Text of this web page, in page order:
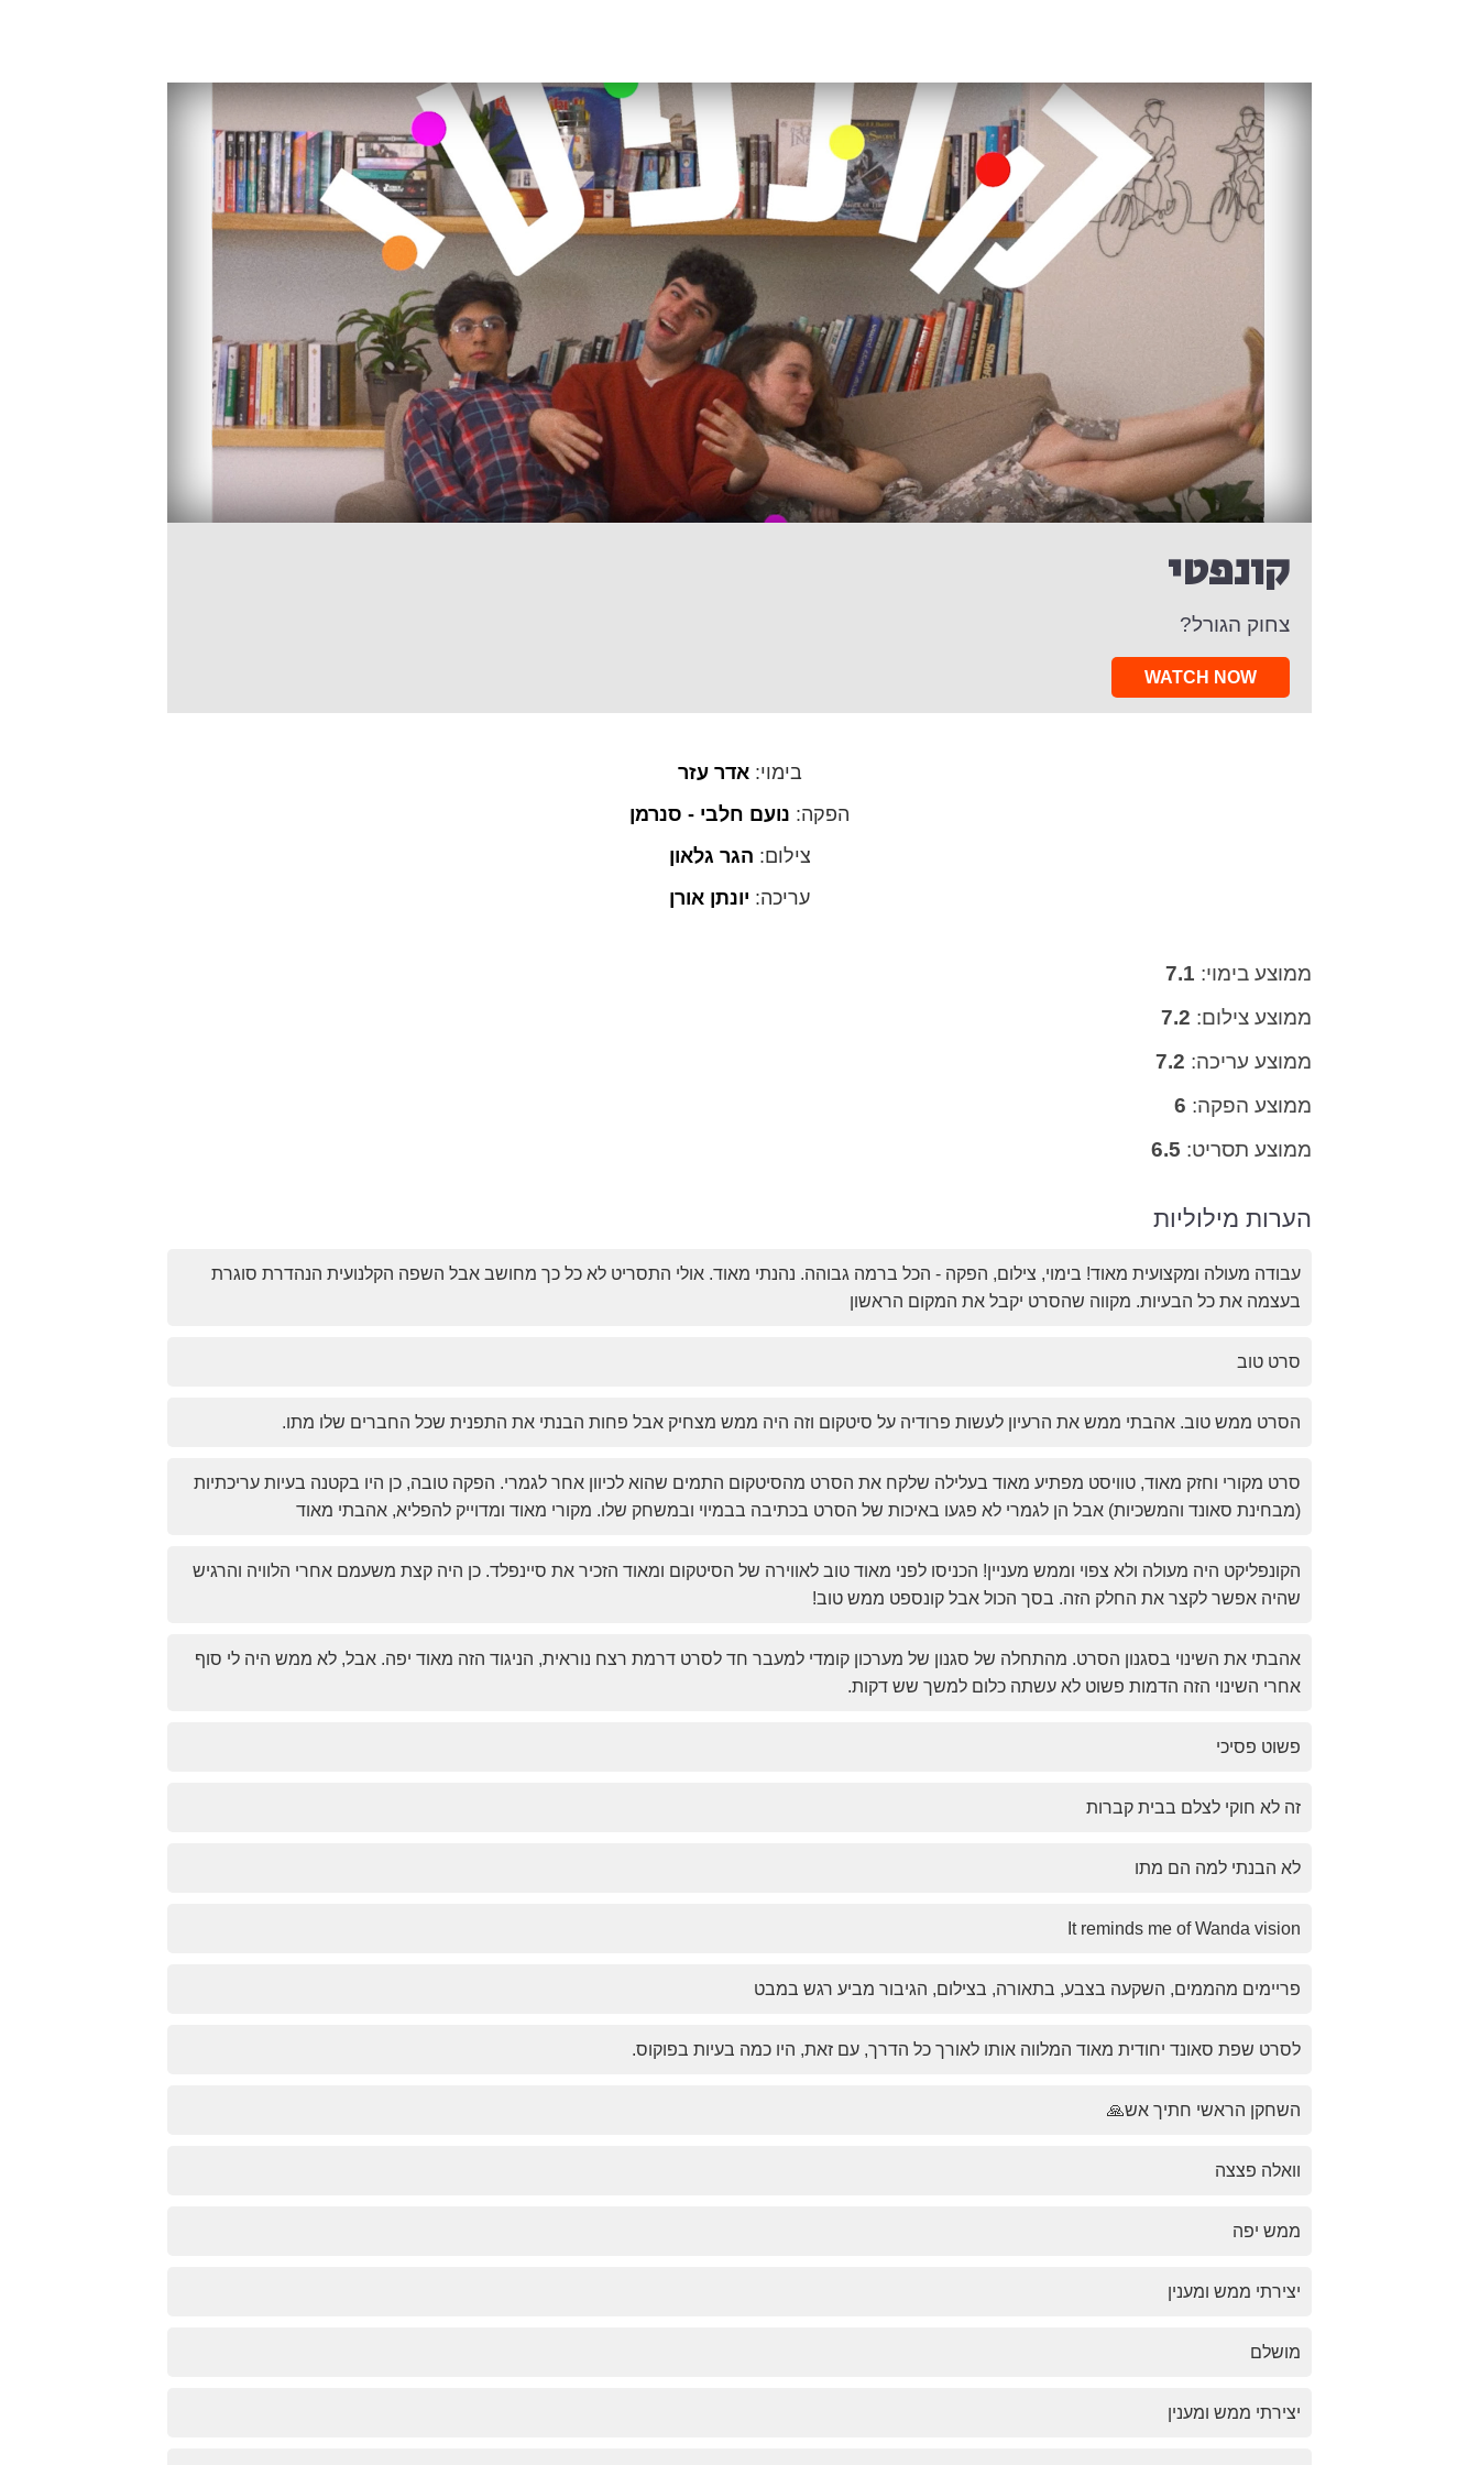
קונפטי
צחוק הגורל?
WATCH NOW
בימוי:אדר עזר
הפקה: נועם חלבי - סנרמן
צילום: הגר גלאון
עריכה: יונתן אורן
ממוצע בימוי: 7.1
ממוצע צילום: 7.2
ממוצע עריכה: 7.2
ממוצע הפקה: 6
ממוצע תסריט: 6.5
הערות מילוליות
עבודה מעולה ומקצועית מאוד! בימוי, צילום, הפקה - הכל ברמה גבוהה. נהנתי מאוד. אולי התסריט לא כל כך מחושב אבל השפה הקלנועית הנהדרת סוגרת
בעצמה את כל הבעיות. מקווה שהסרט יקבל את המקום הראשון
סרט טוב
הסרט ממש טוב. אהבתי ממש את הרעיון לעשות פרודיה על סיטקום וזה היה ממש מצחיק אבל פחות הבנתי את התפנית שכל החברים שלו מתו.
סרט מקורי וחזק מאוד, טוויסט מפתיע מאוד בעלילה שלקח את הסרט מהסיטקום התמים שהוא לכיוון אחר לגמרי. הפקה טובה, כן היו בקטנה בעיות עריכתיות
(מבחינת סאונד והמשכיות) אבל הן לגמרי לא פגעו באיכות של הסרט בכתיבה בבמיוי ובמשחק שלו. מקורי מאוד ומדוייק להפליא, אהבתי מאוד
הקונפליקט היה מעולה ולא צפוי וממש מעניין! הכניסו לפני מאוד טוב לאווירה של הסיטקום ומאוד הזכיר את סיינפלד. כן היה קצת משעמם אחרי הלוויה והרגיש
שהיה אפשר לקצר את החלק הזה. בסך הכול אבל קונספט ממש טוב!
אהבתי את השינוי בסגנון הסרט. מהתחלה של סגנון של מערכון קומדי למעבר חד לסרט דרמת רצח נוראית, הניגוד הזה מאוד יפה. אבל, לא ממש היה לי סוף
אחרי השינוי הזה הדמות פשוט לא עשתה כלום למשך שש דקות.
פשוט פסיכי
זה לא חוקי לצלם בבית קברות
לא הבנתי למה הם מתו
It reminds me of Wanda vision
פריימים מהממים, השקעה בצבע, בתאורה, בצילום, הגיבור מביע רגש במבט
לסרט שפת סאונד יחודית מאוד המלווה אותו לאורך כל הדרך, עם זאת, היו כמה בעיות בפוקוס.
השחקן הראשי חתיך אש🙏
וואלה פצצה
ממש יפה
יצירתי ממש ומענין
מושלם
יצירתי ממש ומענין